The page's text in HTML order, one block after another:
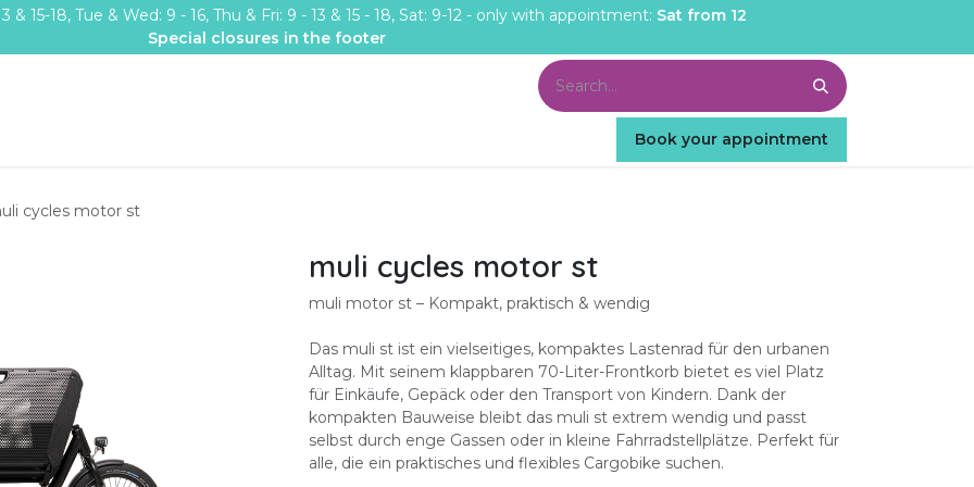
15-18, Tue & Wed: 9 - 16, Thu & Fri: 9 - 13 & 15 - 18, Sat: 9-12 - only with appointment: Sat from 12
Special closures in the footer
Book your appointment
cycles motor st
muli cycles motor st
muli motor st – Kompakt, praktisch & wendig
Das muli st ist ein vielseitiges, kompaktes Lastenrad für den urbanen
Alltag. Mit seinem klappbaren 70-Liter-Frontkorb bietet es viel Platz
für Einkäufe, Gepäck oder den Transport von Kindern. Dank der
kompakten Bauweise bleibt das muli st extrem wendig und passt
selbst durch enge Gassen oder in kleine Fahrradstellplätze. Perfekt für
alle, die ein praktisches und flexibles Cargobike suchen.